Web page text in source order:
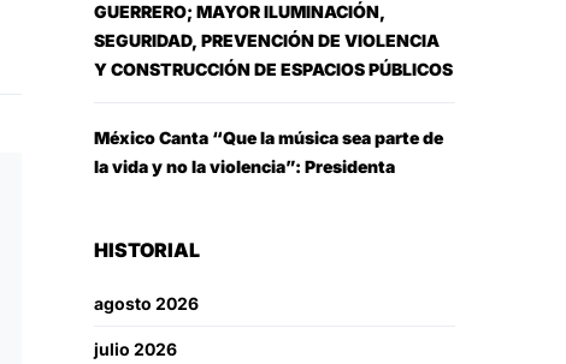
GUERRERO; MAYOR ILUMINACIÓN,
SEGURIDAD, PREVENCIÓN DE VIOLENCIA
Y CONSTRUCCIÓN DE ESPACIOS PÚBLICOS
México Canta “Que la música sea parte de
la vida y no la violencia”: Presidenta
HISTORIAL
agosto 2026
julio 2026